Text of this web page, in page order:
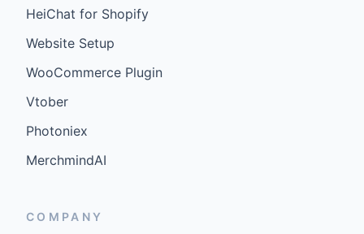
HeiChat for Shopify
Website Setup
WooCommerce Plugin
Vtober
Photoniex
MerchmindAI
COMPANY